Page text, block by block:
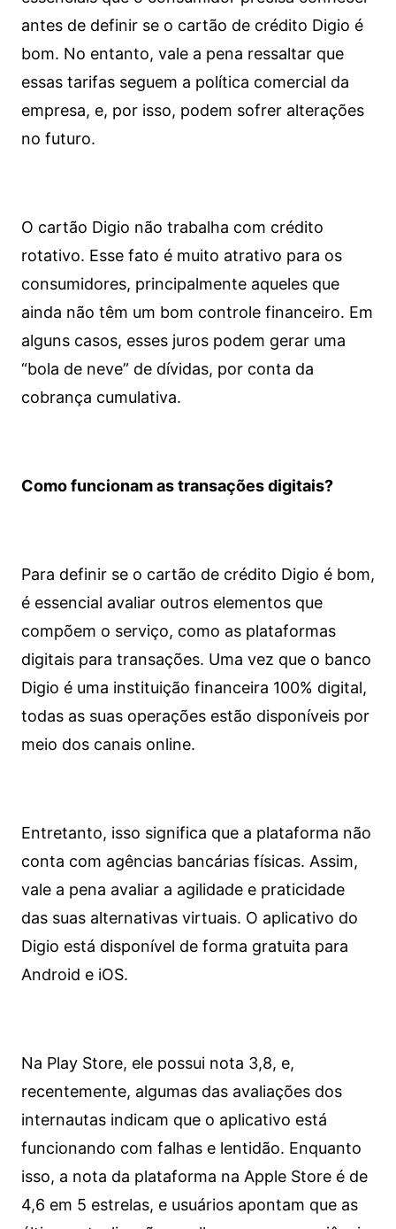
antes de definir se o cartão de crédito Digio é
bom. No entanto, vale a pena ressaltar que
essas tarifas seguem a política comercial da
empresa, e, por isso, podem sofrer alterações
no futuro.
O cartão Digio não trabalha com crédito
rotativo. Esse fato é muito atrativo para os
consumidores, principalmente aqueles que
ainda não têm um bom controle financeiro. Em
alguns casos, esses juros podem gerar uma
“bola de neve” de dívidas, por conta da
cobrança cumulativa.
Como funcionam as transações digitais?
Para definir se o cartão de crédito Digio é bom,
é essencial avaliar outros elementos que
compõem o serviço, como as plataformas
digitais para transações. Uma vez que o banco
Digio é uma instituição financeira 100% digital,
todas as suas operações estão disponíveis por
meio dos canais online.
Entretanto, isso significa que a plataforma não
conta com agências bancárias físicas. Assim,
vale a pena avaliar a agilidade e praticidade
das suas alternativas virtuais. O aplicativo do
Digio está disponível de forma gratuita para
Android e iOS.
Na Play Store, ele possui nota 3,8, e,
recentemente, algumas das avaliações dos
internautas indicam que o aplicativo está
funcionando com falhas e lentidão. Enquanto
isso, a nota da plataforma na Apple Store é de
4,6 em 5 estrelas, e usuários apontam que as